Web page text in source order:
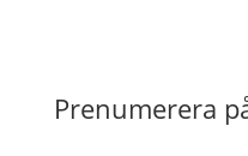
Prenumerera